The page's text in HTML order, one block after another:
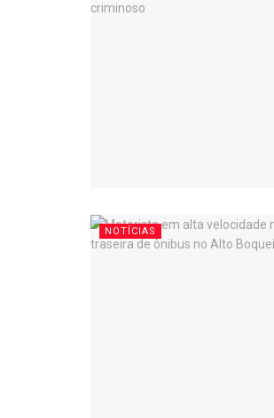
NOTÍCIAS